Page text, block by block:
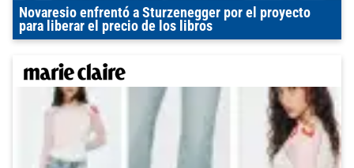
Novaresio enfrentó a Sturzenegger por el proyecto
para liberar el precio de los libros